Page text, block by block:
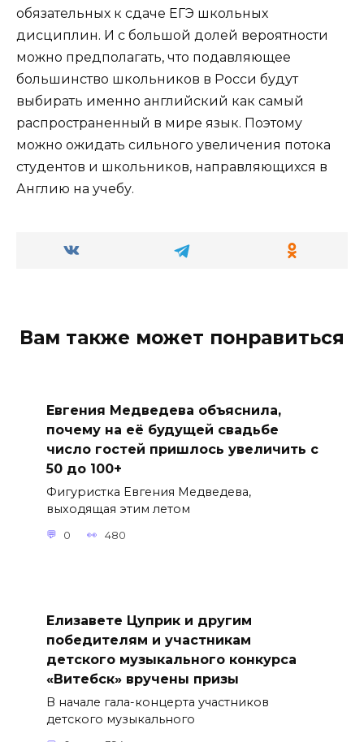
обязательных к сдаче ЕГЭ школьных
дисциплин. И с большой долей вероятности
можно предполагать, что подавляющее
большинство школьников в Росси будут
выбирать именно английский как самый
распространенный в мире язык. Поэтому
можно ожидать сильного увеличения потока
студентов и школьников, направляющихся в
Англию на учебу.
Вам также может понравиться
Евгения Медведева объяснила,
почему на её будущей свадьбе
число гостей пришлось увеличить с
50 до 100+
Фигуристка Евгения Медведева,
выходящая этим летом
0 480
Елизавете Цуприк и другим
победителям и участникам
детского музыкального конкурса
«Витебск» вручены призы
В начале гала-концерта участников
детского музыкального